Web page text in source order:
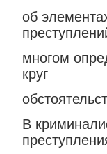
об
многом
круг
В